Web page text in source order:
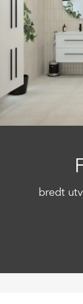
bredt